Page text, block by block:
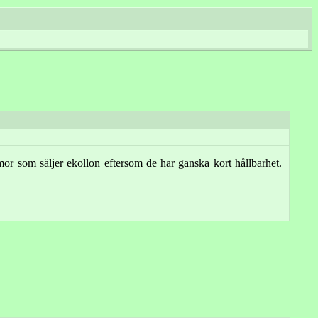
som säljer ekollon eftersom de har ganska kort hållbarhet.